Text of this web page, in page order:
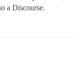
a Discourse.